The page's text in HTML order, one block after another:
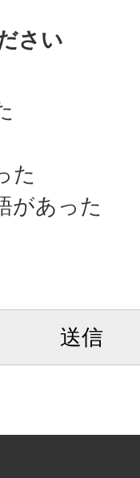
さい
た
があった